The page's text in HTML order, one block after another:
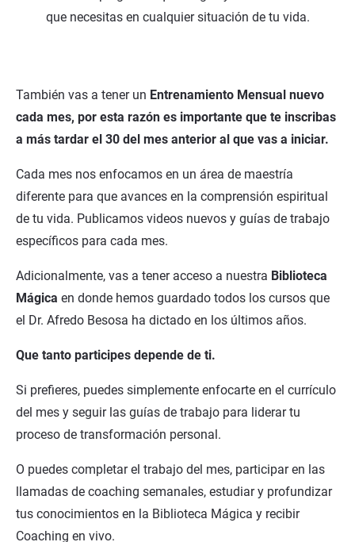
que necesitas en cualquier situación de tu vida.
También vas a tener un Entrenamiento Mensual nuevo
cada mes, por esta razón es importante que te inscribas
a más tardar el 30 del mes anterior al que vas a iniciar.
Cada mes nos enfocamos en un área de maestría
diferente para que avances en la comprensión espiritual
de tu vida. Publicamos videos nuevos y guías de trabajo
específicos para cada mes.
Adicionalmente, vas a tener acceso a nuestra Biblioteca
Mágica en donde hemos guardado todos los cursos que
el Dr. Afredo Besosa ha dictado en los últimos años.
Que tanto participes depende de ti.
Si prefieres, puedes simplemente enfocarte en el currículo
del mes y seguir las guías de trabajo para liderar tu
proceso de transformación personal.
O puedes completar el trabajo del mes, participar en las
llamadas de coaching semanales, estudiar y profundizar
tus conocimientos en la Biblioteca Mágica y recibir
Coaching en vivo.